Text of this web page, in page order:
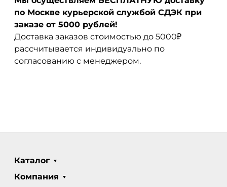
по Москве курьерской службой СДЭК при
заказе от 5000 рублей!
Доставка заказов стоимостью до 5000₽
рассчитывается индивидуально по
согласованию с менеджером.
Каталог
Компания